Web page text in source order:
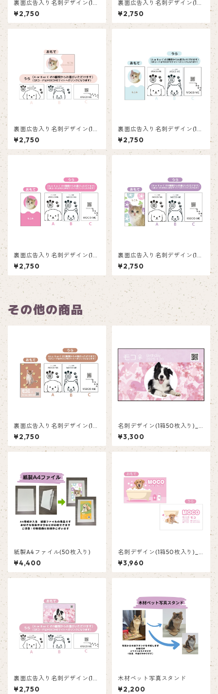
裏面広告入り名刺デザイン(1箱
50枚入り)_向日葵_SF003
¥2,750
裏面広告入り名刺デザイン(1箱
50枚入り)_花_F004
¥2,750
裏面広告入り名刺デザイン(1箱
50枚入り)_ピンク_P003
¥2,750
裏面広告入り名刺デザイン(1箱
50枚入り)_水色_LB001
¥2,750
裏面広告入り名刺デザイン(1箱
50枚入り)_ピンク_P002
¥2,750
裏面広告入り名刺デザイン(1箱
50枚入り)_紫陽花_HY002
¥2,750
その他の商品
裏面広告入り名刺デザイン(1箱
50枚入り)_肉球_PP002ad
¥2,750
名刺デザイン(1箱50枚入り)_
ピンク_P001
¥3,300
紙製A4ファイル(50枚入り)
¥4,400
名刺デザイン(1箱50枚入り)_
バスルーム_BLP001
¥3,960
裏面広告入り名刺デザイン(1箱
50枚入り)_ピンク_P001ad
¥2,750
木材ペット写真スタンド
¥2,200